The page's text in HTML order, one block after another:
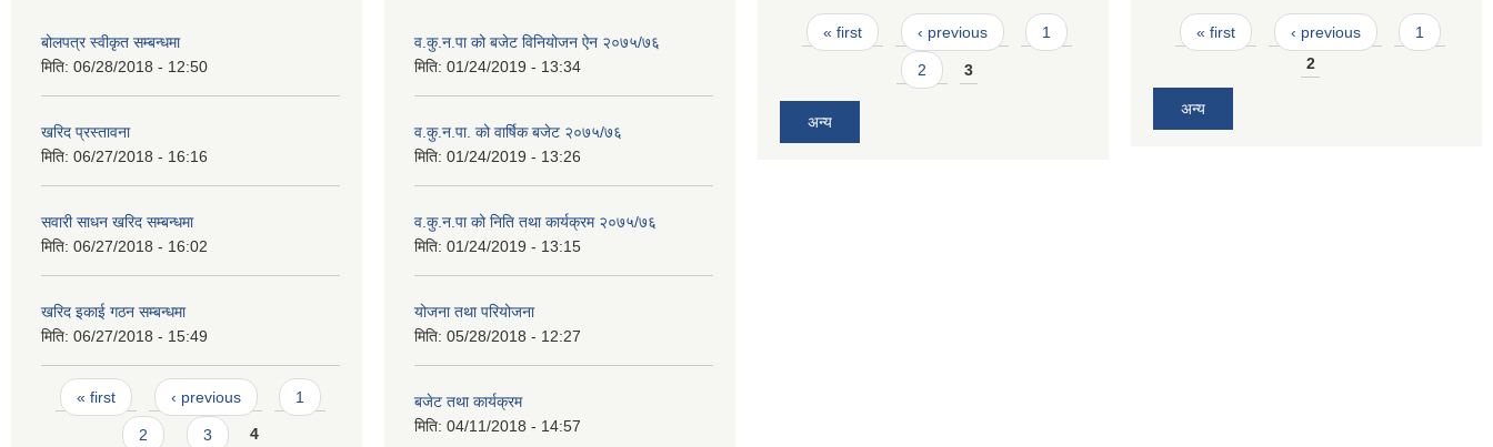
बोलपत्र स्वीकृत सम्बन्धमा
मिति: 06/28/2018 - 12:50
खरिद प्रस्तावना
मिति: 06/27/2018 - 16:16
सवारी साधन खरिद सम्बन्धमा
मिति: 06/27/2018 - 16:02
खरिद इकाई गठन सम्बन्धमा
मिति: 06/27/2018 - 15:49
Pages
« first ‹ previous 1
2 3 4
व.कु.न.पा को बजेट विनियोजन ऐन २०७५/७६
मिति: 01/24/2019 - 13:34
व.कु.न.पा. को वार्षिक बजेट २०७५/७६
मिति: 01/24/2019 - 13:26
व.कु.न.पा को निति तथा कार्यक्रम २०७५/७६
मिति: 01/24/2019 - 13:15
योजना तथा परियोजना
मिति: 05/28/2018 - 12:27
बजेट तथा कार्यक्रम
मिति: 04/11/2018 - 14:57
Pages
« first ‹ previous 1
2 3
अन्य
Pages
« first ‹ previous
1
2
अन्य